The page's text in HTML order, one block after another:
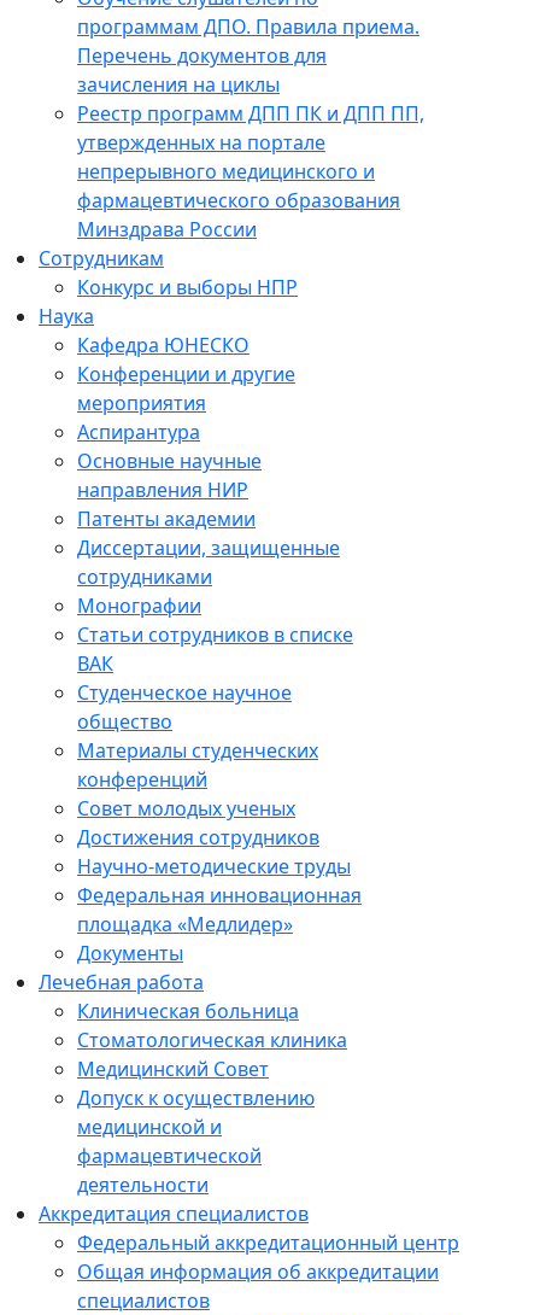
программам ДПО. Правила приема.
Перечень документов для
зачисления на циклы
Реестр программ ДПП ПК и ДПП ПП,
утвержденных на портале
непрерывного медицинского и
фармацевтического образования
Минздрава России
Сотрудникам
Конкурс и выборы НПР
Наука
Кафедра ЮНЕСКО
Конференции и другие
мероприятия
Аспирантура
Основные научные
направления НИР
Патенты академии
Диссертации, защищенные
сотрудниками
Монографии
Статьи сотрудников в списке
ВАК
Студенческое научное
общество
Материалы студенческих
конференций
Совет молодых ученых
Достижения сотрудников
Научно-методические труды
Федеральная инновационная
площадка «Медлидер»
Документы
Лечебная работа
Клиническая больница
Стоматологическая клиника
Медицинский Совет
Допуск к осуществлению
медицинской и
фармацевтической
деятельности
Аккредитация специалистов
Федеральный аккредитационный центр
Общая информация об аккредитации
специалистов